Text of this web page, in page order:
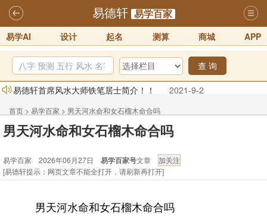
易德轩 易学百家
易学AI 设计 起名 测算 商城 APP
查 询
易德轩首席风水大师铁笔居士简介！！
2021-9-2
易德轩通告：本网站易德轩商标及LOGO注册声明
易德轩易学ai，ai批八字紫微命理相学，ai智能体客服系统开通，欢迎
易德轩网重构及升能完成，欢迎大家来体验新程序及感觉！！
2025-07-01
订！！
2025-10-01
首页 > 易学百家 > 男天河水命和女石榴木命合吗
男天河水命和女石榴木命合吗
易学百家 2026年06月27日 易学百家号文章
[易德轩提示：网页文章不能全打开，请刷新再打开]
男天河水命和女石榴木命合吗